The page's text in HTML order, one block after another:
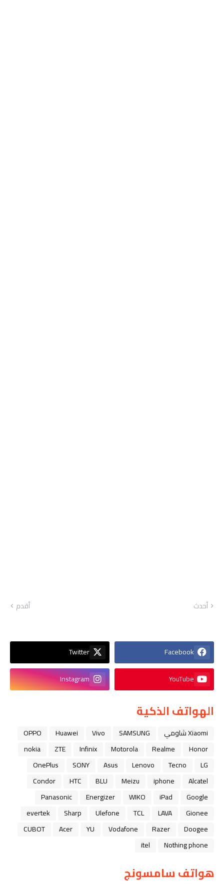
أحدث أقدم
Facebook
Twitter
YouTube
Instagram
الهواتف الذكية
Xiaomi شاومي SAMSUNG
Vivo
Huawei
OPPO
Honor
Realme
Motorola
Infinix
ZTE
nokia
LG
Tecno
Lenovo
Asus
SONY
OnePlus
Alcatel
iphone
Meizu
BLU
HTC
Condor
Google
iPad
WIKO
Energizer
Panasonic
Gionee
LAVA
TCL
Ulefone
Sharp
evertek
Doogee
Razer
Vodafone
YU
Acer
CUBOT
Nothing phone
itel
هواتف سامسونج